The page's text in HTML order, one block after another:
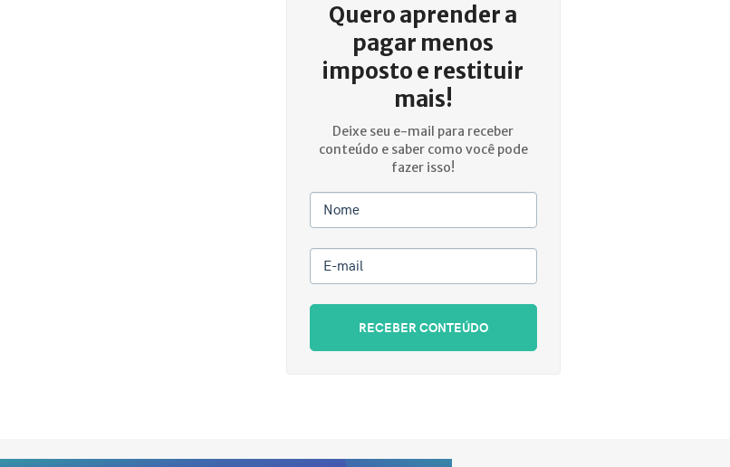
Quero aprender a
pagar menos
imposto e restituir
mais!
Deixe seu e-mail para receber
conteúdo e saber como você pode
fazer isso!
Nome
E-mail
RECEBER CONTEÚDO